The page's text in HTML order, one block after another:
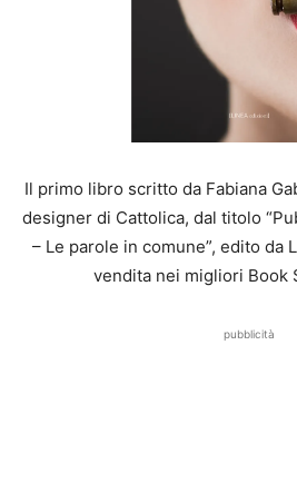
Il primo libro scritto da Fabiana
designer di Cattolica, dal titolo
– Le parole in comune”, edito da
vendita nei migliori Book
pubblicità